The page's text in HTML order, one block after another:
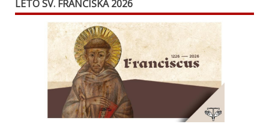
LETO SV. FRANČIŠKA 2026